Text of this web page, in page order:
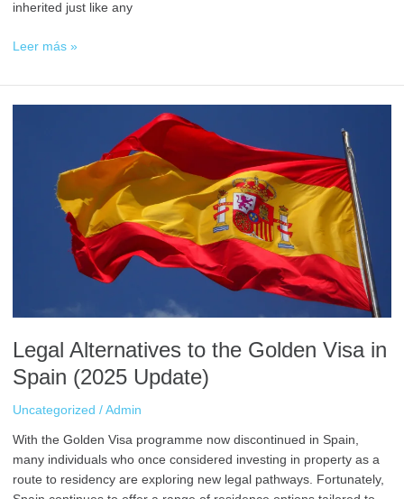
inherited just like any
Leer más »
Legal Alternatives to the Golden Visa in
Spain (2025 Update)
Uncategorized / Admin
With the Golden Visa programme now discontinued in Spain,
many individuals who once considered investing in property as a
route to residency are exploring new legal pathways. Fortunately,